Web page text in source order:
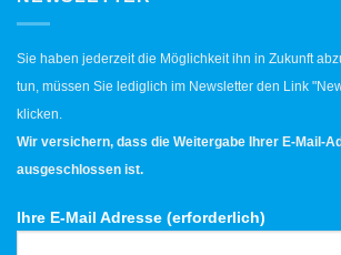
Sie haben jederzeit die Möglichkeit ihn in Zukunft
tun, müssen Sie lediglich im Newsletter den Link
klicken.
Wir versichern, dass die Weitergabe Ihrer E-Mail-
ausgeschlossen ist.
Ihre E-Mail Adresse (erforderlich)